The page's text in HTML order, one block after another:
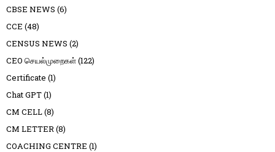
CBSE NEWS (6)
CCE (48)
CENSUS NEWS (2)
CEO செயல்முறைகள்(122)
Certificate (1)
Chat GPT(1)
CM CELL(8)
CM LETTER(8)
COACHING CENTRE (1)